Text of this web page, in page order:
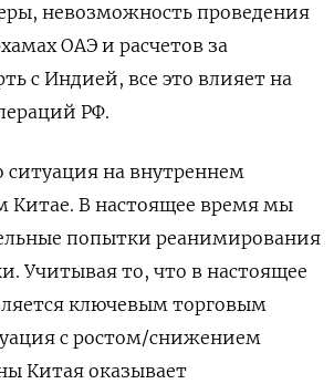
невозможность проведения
ОАЭ и расчетов за
с Индией, все это влияет на
РФ.
ситуация на внутреннем
Китае. В настоящее время мы
попытки реанимирования
Учитывая то, что в настоящее
ключевым торговым
с ростом/снижением
Китая оказывает